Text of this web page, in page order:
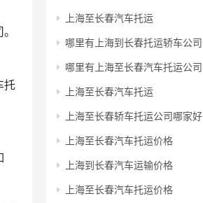
托
上海至长春汽车托运
哪里有上海到长春托运轿车公司
哪里有上海至长春汽车托运公司
上海至长春汽车托运
上海至长春轿车托运公司哪家好
上海至长春汽车托运价格
上海到长春汽车运输价格
上海至长春汽车托运价格